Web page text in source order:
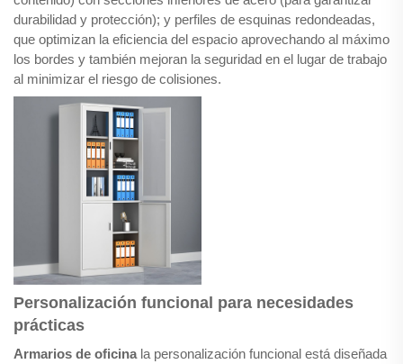
durabilidad y protección); y perfiles de esquinas redondeadas,
que optimizan la eficiencia del espacio aprovechando al máximo
los bordes y también mejoran la seguridad en el lugar de trabajo
al minimizar el riesgo de colisiones.
Personalización funcional para necesidades
prácticas
Armarios de oficina la personalización funcional está diseñada